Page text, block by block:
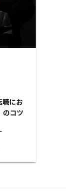
職にお
のコツ